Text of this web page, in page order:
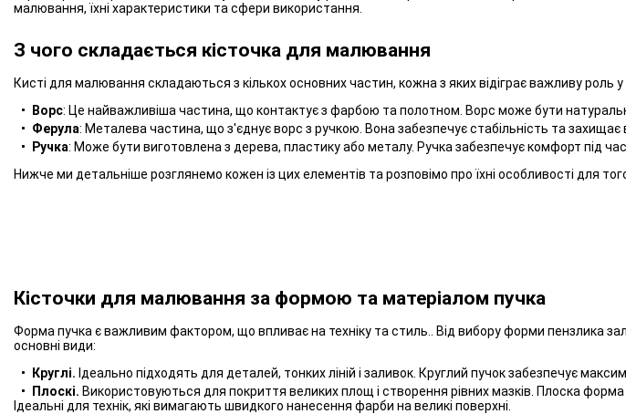
малювання, їхні характеристики та сфери використання.
З чого складається кісточка для малювання
Кисті для малювання складаються з кількох основних частин, кожна з яких відіграє важливу роль
Ворс: Це найважливіша частина, що контактує з фарбою та полотном. Ворс може бути
Ферула: Металева частина, що з'єднує ворс з ручкою. Вона забезпечує стабільність та захищає
Ручка: Може бути виготовлена з дерева, пластику або металу. Ручка забезпечує комфорт під час
Нижче ми детальніше розглянемо кожен із цих елементів та розповімо про їхні особливості для
Кісточки для малювання за формою та матеріалом пучка
Форма пучка є важливим фактором, що впливає на техніку та стиль.. Від вибору форми пензлика
основні види:
Круглі. Ідеально підходять для деталей, тонких ліній і заливок. Круглий пучок забезпечує
Плоскі. Використовуються для покриття великих площ і створення рівних мазків. Плоска
Ідеальні для технік, які вимагають швидкого нанесення фарби на великі поверхні.